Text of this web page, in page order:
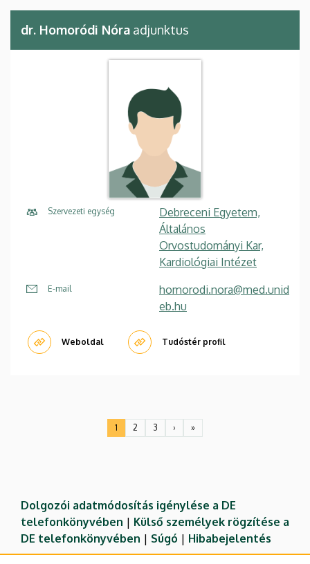
dr. Homoródi Nóra adjunktus
Szervezeti egység
Debreceni Egyetem,
Általános
Orvostudományi Kar,
Kardiológiai Intézet
E-mail
homorodi.nora@med.unid
eb.hu
Weboldal Tudóstér profil
Jelenlegi
1
Oldal
2
Oldal
3
Következő
›
Utolsó
»
Dolgozói adatmódosítás igénylése a DE
telefonkönyvében | Külső személyek rögzítése a
DE telefonkönyvében | Súgó | Hibabejelentés